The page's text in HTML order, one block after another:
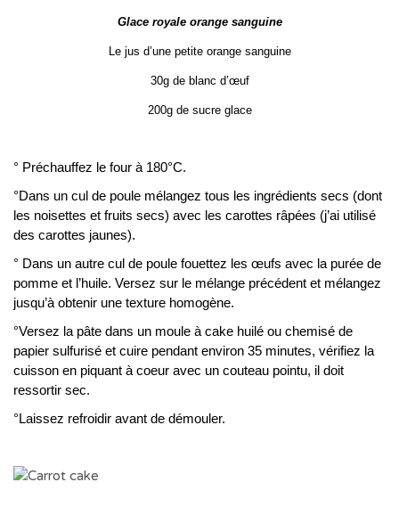
Glace royale orange sanguine
Le jus d’une petite orange sanguine
30g de blanc d’œuf
200g de sucre glace
° Préchauffez le four à 180°C.
°Dans un cul de poule mélangez tous les ingrédients secs (dont
les noisettes et fruits secs) avec les carottes râpées (j’ai utilisé
des carottes jaunes).
° Dans un autre cul de poule fouettez les œufs avec la purée de
pomme et l’huile. Versez sur le mélange précédent et mélangez
jusqu’à obtenir une texture homogène.
°Versez la pâte dans un moule à cake huilé ou chemisé de
papier sulfurisé et cuire pendant environ 35 minutes, vérifiez la
cuisson en piquant à coeur avec un couteau pointu, il doit
ressortir sec.
°Laissez refroidir avant de démouler.